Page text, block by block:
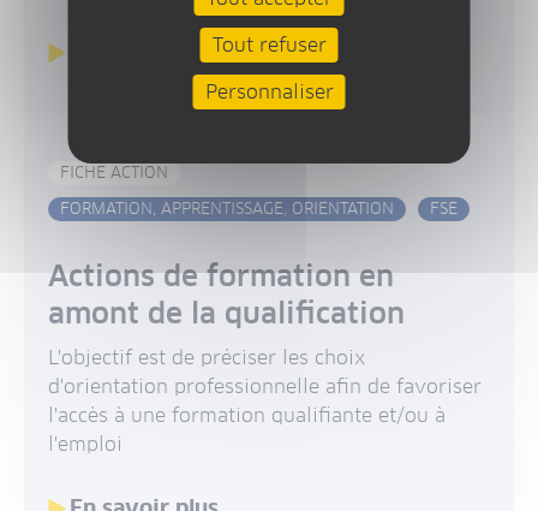
En savoir plus
FICHE ACTION
FORMATION, APPRENTISSAGE, ORIENTATION
FSE
Actions de formation en
amont de la qualification
L'objectif est de préciser les choix
d'orientation professionnelle afin de favoriser
l'accès à une formation qualifiante et/ou à
l'emploi
Tout refuser
Personnaliser